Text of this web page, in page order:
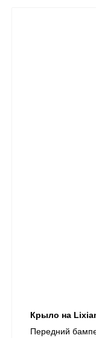
Крыло на
Передний